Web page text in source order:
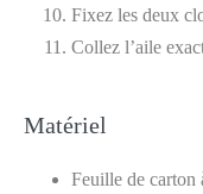
Fixez les deux
Collez l’aile
Matériel
Feuille de carton